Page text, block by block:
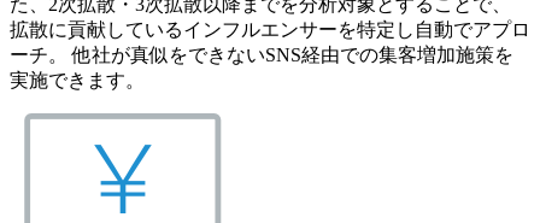
た、2次拡散・3次拡散以降までを分析対象とすることで、
拡散に貢献しているインフルエンサーを特定し自動でアプロ
ーチ。 他社が真似をできないSNS経由での集客増加施策を
実施できます。